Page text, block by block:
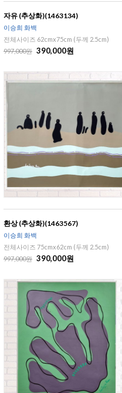
자유 (추상화)(1463134)
이승희 화백
전체사이즈 62cmx75cm (두께 2.5cm)
997,000원 390,000원
환상 (추상화)(1463567)
이승희 화백
전체사이즈 75cmx62cm (두께 2.5cm)
997,000원 390,000원